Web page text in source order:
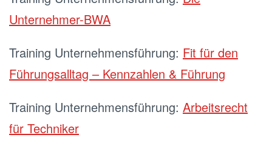
Unternehmer-BWA
Training Unternehmensführung: Fit für den
Führungsalltag – Kennzahlen & Führung
Training Unternehmensführung: Arbeitsrecht
für Techniker